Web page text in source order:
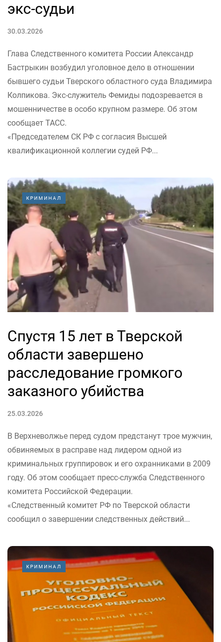
экс-судьи
30.03.2026
Глава Следственного комитета России Александр
Бастрыкин возбудил уголовное дело в отношении
бывшего судьи Тверского областного суда Владимира
Колпикова. Экс-служитель Фемиды подозревается в
мошенничестве в особо крупном размере. Об этом
сообщает ТАСС.
«Председателем СК РФ с согласия Высшей
квалификационной коллегии судей РФ...
КРИМИНАЛ
Спустя 15 лет в Тверской
области завершено
расследование громкого
заказного убийства
25.03.2026
В Верхневолжье перед судом предстанут трое мужчин,
обвиняемых в расправе над лидером одной из
криминальных группировок и его охранниками в 2009
году. Об этом сообщает пресс-служба Следственного
комитета Российской Федерации.
«Следственный комитет РФ по Тверской области
сообщил о завершении следственных действий...
КРИМИНАЛ